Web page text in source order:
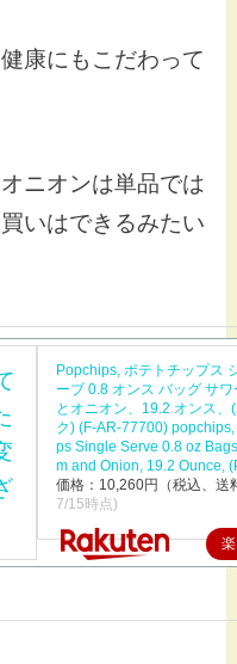
康にもこだわって
ニオンは単品では
いはできるみたい
Popchips, ポテトチップス
ーブ 0.8 オンス バッグ サ
とオニオン、19.2 オンス、
ク) (F-AR-77700)
ps Single Serve 0.8 oz
m and Onion, 19.2 Ounce,
価格：10,260円（税込、送
7/15時点)